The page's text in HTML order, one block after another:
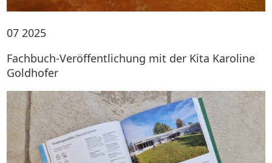
07 2025
Fachbuch-Veröffentlichung mit der Kita Karoline
Goldhofer